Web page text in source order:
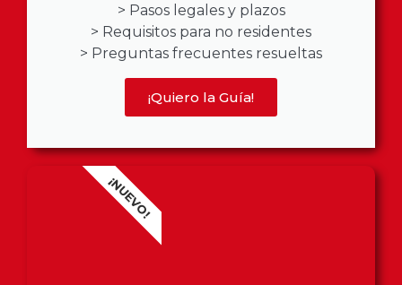
> Pasos legales y plazos
> Requisitos para no residentes
> Preguntas frecuentes resueltas
¡Quiero la Guía!
¡NUEVO!